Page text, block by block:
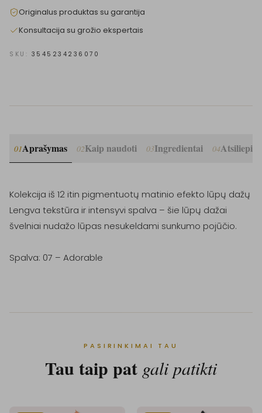
Originalus produktas su garantija
Konsultacija su grožio ekspertais
SKU: 3545234236070
01Aprašymas 02Kaip naudoti 03Ingredientai 04
Kolekcija iš 12 itin pigmentuotų matinio efekto lūpų dažų
Lengva tekstūra ir intensyvi spalva – šie lūpų dažai
švelniai nudažo lūpas nesukeldami sunkumo pojūčio.
Spalva: 07 – Adorable
PASIRINKIMAI TAU
Tau taip pat gali patikti